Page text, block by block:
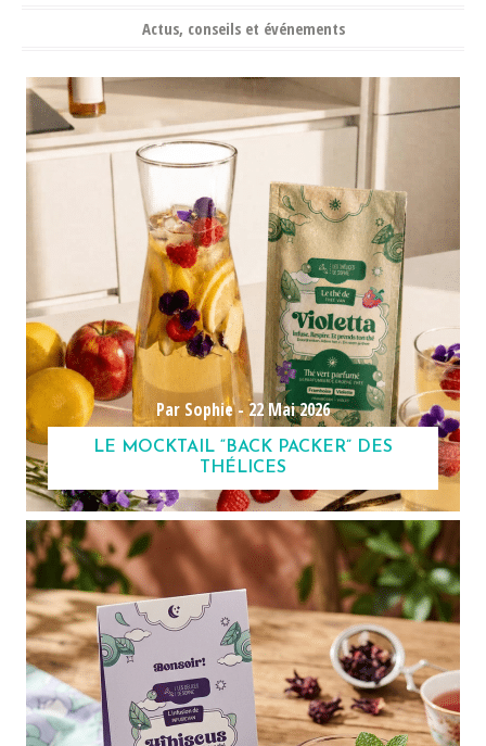
Actus, conseils et événements
Par Sophie -22 Mai 2026
LE MOCKTAIL “BACK PACKER” DES
THÉLICES